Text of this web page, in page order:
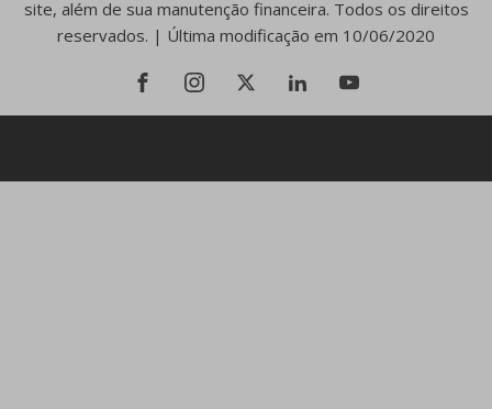
site, além de sua manutenção financeira. Todos os direitos
reservados. | Última modificação em 10/06/2020